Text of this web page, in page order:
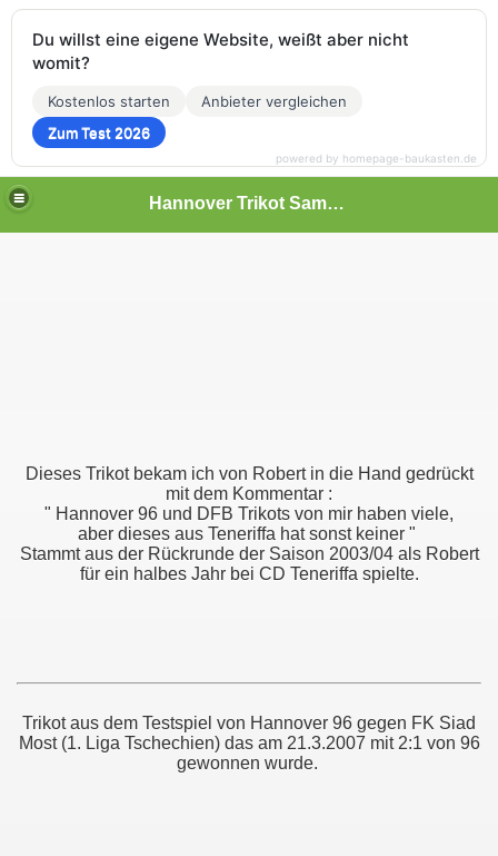
Hannover Trikot Sammlung
Dieses Trikot bekam ich von Robert in die Hand gedrückt
mit dem Kommentar :
" Hannover 96 und DFB Trikots von mir haben viele,
aber dieses aus Teneriffa hat sonst keiner "
Stammt aus der Rückrunde der Saison 2003/04 als Robert
für ein halbes Jahr bei CD Teneriffa spielte.
Trikot aus dem Testspiel von Hannover 96 gegen FK Siad
Most (1. Liga Tschechien) das am 21.3.2007 mit 2:1 von 96
gewonnen wurde.
Du willst eine eigene Website, weißt aber nicht
womit?
Kostenlos starten
Anbieter vergleichen
Zum Test 2026
powered by homepage-baukasten.de